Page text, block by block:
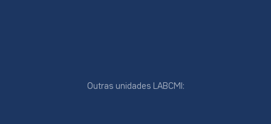
Outras unidades LABCMI: